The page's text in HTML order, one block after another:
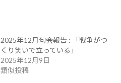
2025年12月句会報告 : 「戦争がつ
くり笑いで立っている」
2025年12月9日
類似投稿